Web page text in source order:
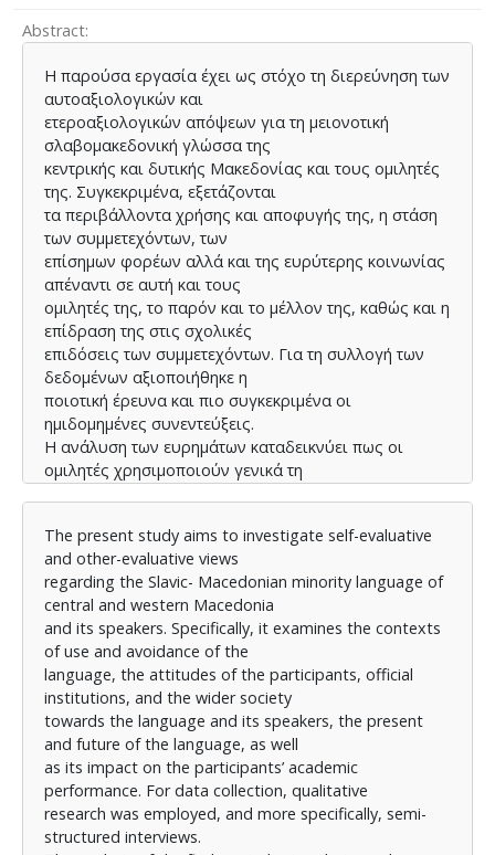
Abstract
Η παρούσα εργασία έχει ως στόχο τη διερεύνηση των
αυτοαξιολογικών και
ετεροαξιολογικών απόψεων για τη μειονοτική
σλαβομακεδονική γλώσσα της
κεντρικής και δυτικής Μακεδονίας και τους ομιλητές
της. Συγκεκριμένα, εξετάζονται
τα περιβάλλοντα χρήσης και αποφυγής της, η στάση
των συμμετεχόντων, των
επίσημων φορέων αλλά και της ευρύτερης κοινωνίας
απέναντι σε αυτή και τους
ομιλητές της, το παρόν και το μέλλον της, καθώς και η
επίδραση της στις σχολικές
επιδόσεις των συμμετεχόντων. Για τη συλλογή των
δεδομένων αξιοποιήθηκε η
ποιοτική έρευνα και πιο συγκεκριμένα οι
ημιδομημένες συνεντεύξεις.
Η ανάλυση των ευρημάτων καταδεικνύει πως οι
ομιλητές χρησιμοποιούν γενικά τη
άτομα που δε τη γνωρίζουν. Τόσο οι ομιλητές όσο
και οι μη ομιλητές έχουν κυρίως
θετική ή ουδέτερη στάση απέναντι σε αυτή και τους
ομιλητές της και είναι θετικοί ως
προς την ενδεχόμενη ένταξη της στην εκπαίδευση,
ενώ οι μη ομιλητές θεωρούν πως θα
έπρεπε να χρησιμοποιείται σε όλες τις περιστάσεις,
οι απόψεις τους ωστόσο διίστανται
ως προς το αν θα έπρεπε να την χρησιμοποιούν
μπροστά σε άτομα που δεν τη
γνωρίζουν. Όλοι σχεδόν οι ομιλητές συμφωνούν
πως η στάση του σχολείου και της
πολιτείας απέναντι στη σλαβομακεδονική είναι
αποθαρρυντική, ενώ ο κοινωνικός
The present study aims to investigate self-evaluative
and other-evaluative views
regarding the Slavic- Macedonian minority language of
central and western Macedonia
and its speakers. Specifically, it examines the contexts
of use and avoidance of the
language, the attitudes of the participants, official
institutions, and the wider society
towards the language and its speakers, the present
and future of the language, as well
as its impact on the participants’ academic
performance. For data collection, qualitative
research was employed, and more specifically, semi-
structured interviews.